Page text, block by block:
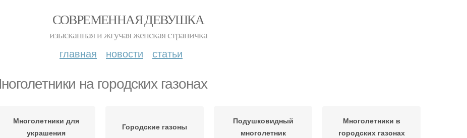
СОВРЕМЕННАЯ ДЕВУШКА
изысканная и жгучая женская страничка
главная новости статьи
на городских газонах
Многолетники для
украшения
Городские газоны
Подушковидный
многолетник
Многолетники в
городских газонах